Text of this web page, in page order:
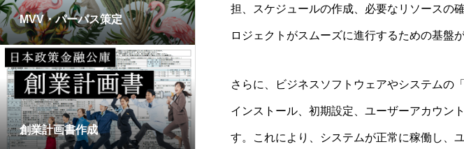
MVV・パーパス策定
創業計画書作成
担、スケジュールの作成、必要なリソースの
ロジェクトがスムーズに進行するための基盤
さらに、ビジネスソフトウェアやシステムの
インストール、初期設定、ユーザーアカウン
す。これにより、システムが正常に稼働し、